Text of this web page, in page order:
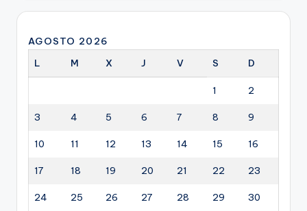
AGOSTO 2026
L
M X J V S D
1 2
3 4 5 6 7 8 9
10 11 12 13 14 15 16
17 18 19 20 21 22 23
24 25 26 27 28 29 30